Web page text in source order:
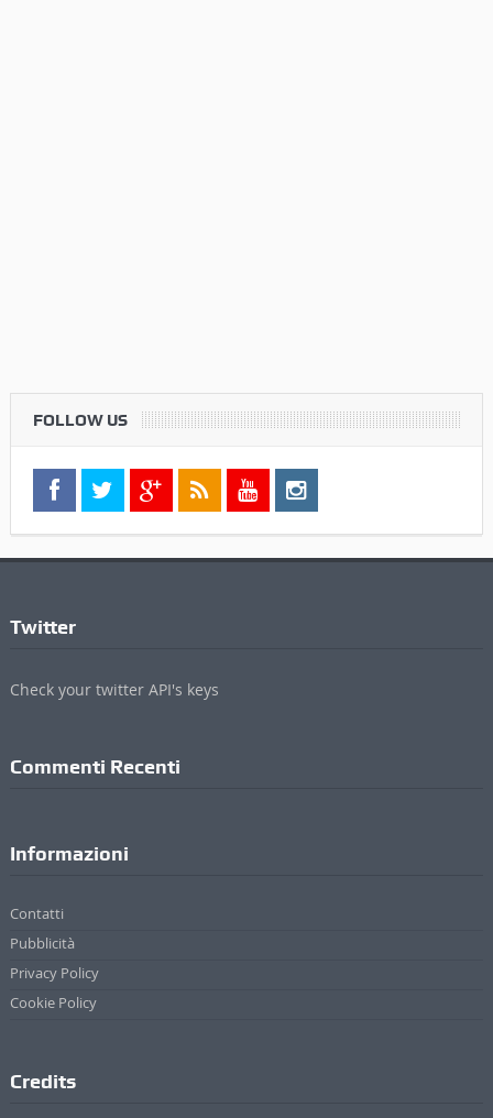
FOLLOW US
Twitter
Check your twitter API's keys
Commenti Recenti
Informazioni
Contatti
Pubblicità
Privacy Policy
Cookie Policy
Credits